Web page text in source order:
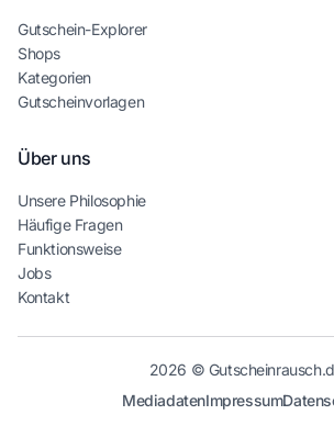
Gutschein-Explorer
Shops
Kategorien
Gutscheinvorlagen
Über uns
Unsere Philosophie
Häufige Fragen
Funktionsweise
Jobs
Kontakt
2026 ©
MediadatenImpressum